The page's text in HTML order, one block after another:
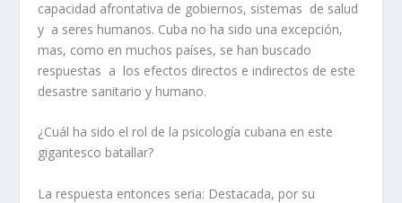
capacidad afrontativa de gobiernos, sistemas de salud
y a seres humanos. Cuba no ha sido una excepción,
mas, como en muchos países, se han buscado
respuestas a los efectos directos e indirectos de este
desastre sanitario y humano.
¿Cuál ha sido el rol de la psicología cubana en este
gigantesco batallar?
La respuesta entonces seria: Destacada, por su